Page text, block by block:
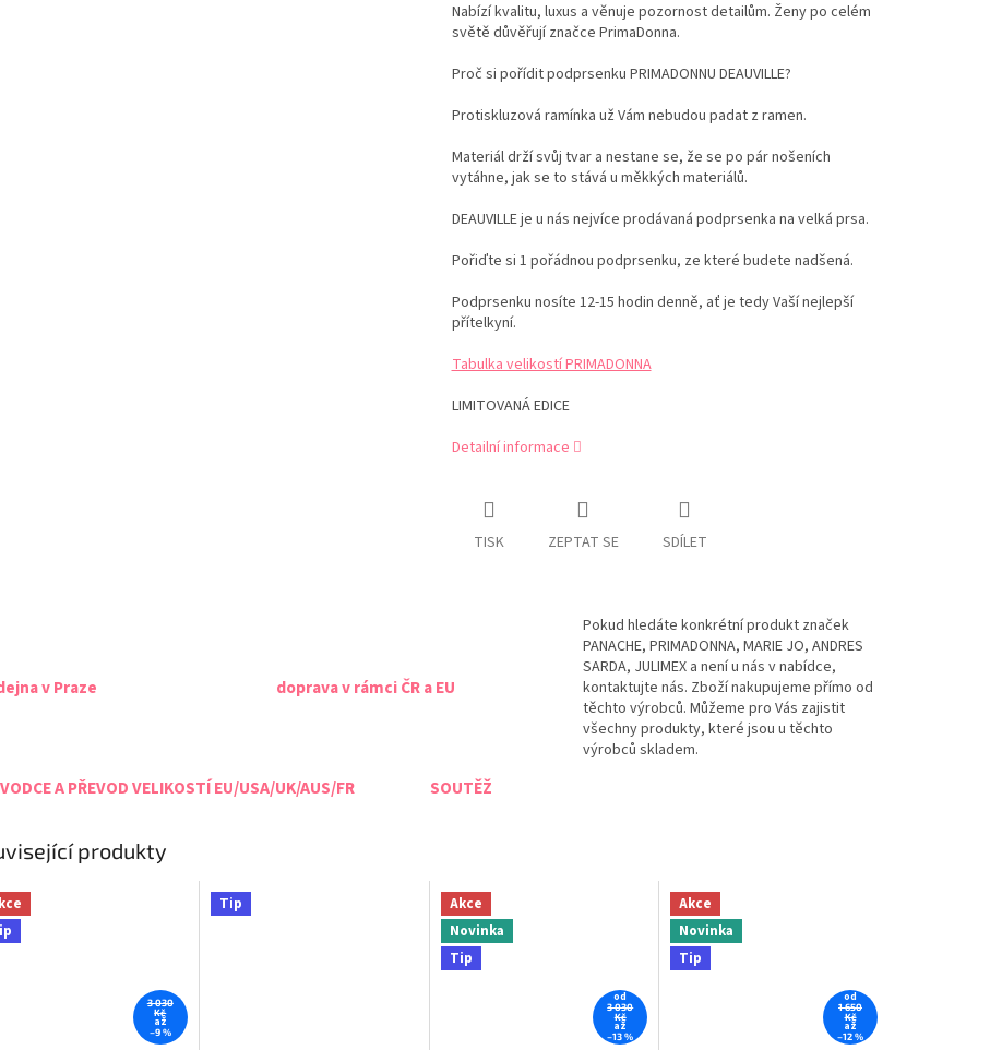
Nabízí kvalitu, luxus a věnuje pozornost detailům. Ženy po celém
světě důvěřují značce PrimaDonna.
Proč si pořídit podprsenku PRIMADONNU DEAUVILLE?
Protiskluzová ramínka už Vám nebudou padat z ramen.
Materiál drží svůj tvar a nestane se, že se po pár nošeních
vytáhne, jak se to stává u měkkých materiálů.
DEAUVILLE je u nás nejvíce prodávaná podprsenka na velká prsa.
Pořiďte si 1 pořádnou podprsenku, ze které budete nadšená.
Podprsenku nosíte 12-15 hodin denně, ať je tedy Vaší nejlepší
přítelkyní.
Tabulka velikostí PRIMADONNA
LIMITOVANÁ EDICE
Detailní informace
TISK ZEPTAT SE SDÍLET
v Praze doprava v rámci ČR a EU
Pokud hledáte konkrétní produkt značek
PANACHE, PRIMADONNA, MARIE JO, ANDRES
SARDA, JULIMEX a není u nás v nabídce,
kontaktujte nás. Zboží nakupujeme přímo od
těchto výrobců. Můžeme pro Vás zajistit
všechny produkty, které jsou u těchto
výrobců skladem.
A PŘEVOD VELIKOSTÍ EU/USA/UK/AUS/FR SOUTĚŽ
produkty
3 030
Kč
až
–9 %
Tip
Akce
Novinka
Tip
od
3 030
Kč
až
–13 %
Akce
Novinka
Tip
od
1 650
Kč
až
–12 %